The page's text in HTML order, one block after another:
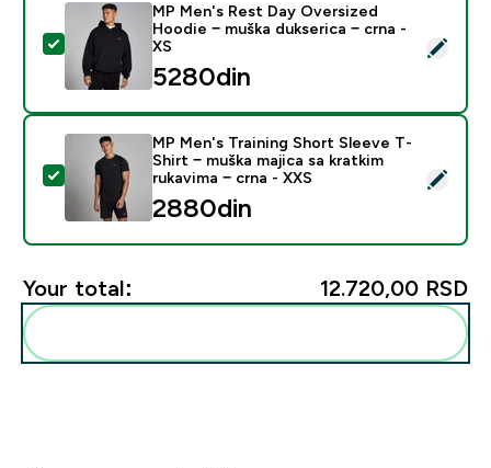
Select this product - MP Men's Rest Day Oversized
MP Men's Rest Day Oversized
Hoodie − muška dukserica − crna -
XS
5280din‎
Select this product - MP Men's Training Short Sleeve
MP Men's Training Short Sleeve T-
Shirt − muška majica sa kratkim
rukavima − crna - XXS
2880din‎
Your total: 12.720,00 RSD‎